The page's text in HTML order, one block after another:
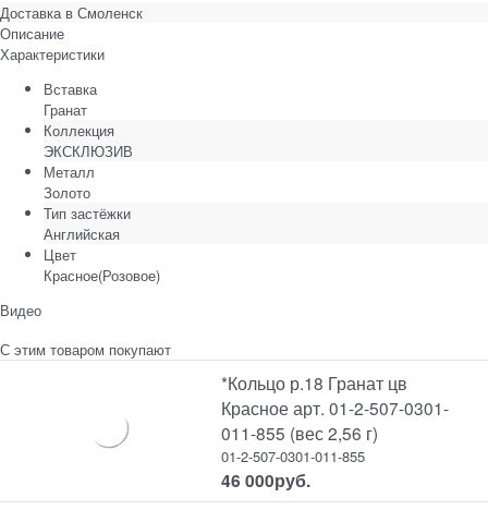
Доставка в Смоленск
Описание
Характеристики
Вставка
Гранат
Коллекция
ЭКСКЛЮЗИВ
Металл
Золото
Тип застёжки
Английская
Цвет
Красное(Розовое)
Видео
С этим товаром покупают
*Кольцо р.18 Гранат цв
Красное арт. 01-2-507-0301-
011-855 (вес 2,56 г)
01-2-507-0301-011-855
46 000руб.